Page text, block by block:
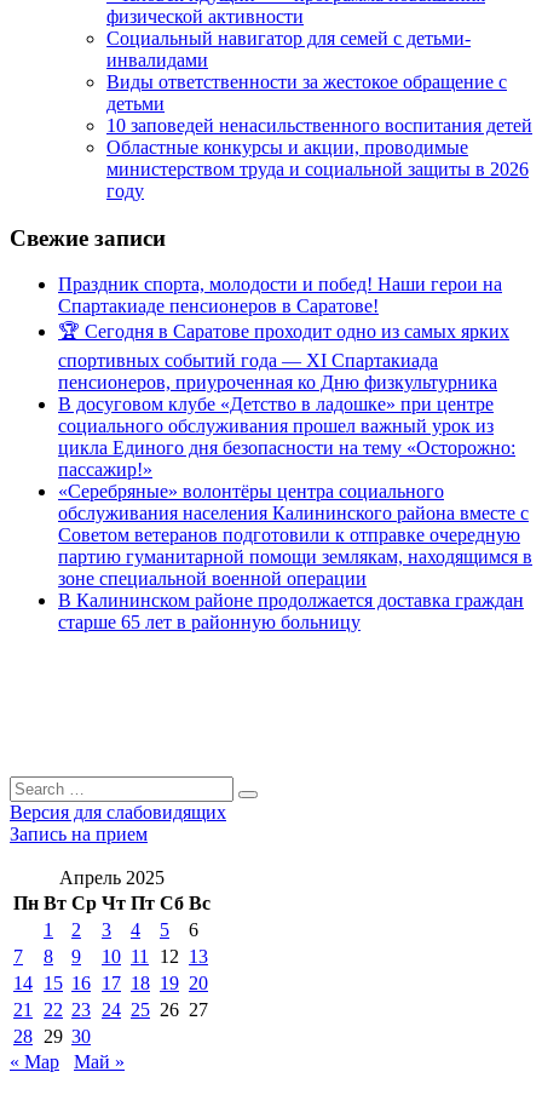
физической активности
Социальный навигатор для семей с детьми-
инвалидами
Виды ответственности за жестокое обращение с
детьми
10 заповедей ненасильственного воспитания детей
Областные конкурсы и акции, проводимые
министерством труда и социальной защиты в 2026
году
Свежие записи
Праздник спорта, молодости и побед! Наши герои на
Спартакиаде пенсионеров в Саратове!
🏆 Сегодня в Саратове проходит одно из самых ярких
спортивных событий года — XI Спартакиада
пенсионеров, приуроченная ко Дню физкультурника
В досуговом клубе «Детство в ладошке» при центре
социального обслуживания прошел важный урок из
цикла Единого дня безопасности на тему «Осторожно:
пассажир!»
«Серебряные» волонтёры центра социального
обслуживания населения Калининского района вместе с
Советом ветеранов подготовили к отправке очередную
партию гуманитарной помощи землякам, находящимся в
зоне специальной военной операции
В Калининском районе продолжается доставка граждан
старше 65 лет в районную больницу
Search
for:
Search
Версия для слабовидящих
Запись на прием
Апрель 2025
Пн Вт Ср Чт Пт Сб Вс
1
2 3 4 5
6
7
8 9 10 11 12 13
14 15 16 17 18 19 20
21
22 23 24 25 26 27
28 29 30
« Мар
Май »